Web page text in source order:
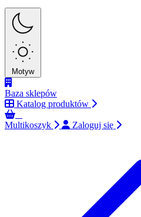
Motyw
Baza sklepów
Katalog produktów
Multikoszyk
Zaloguj się